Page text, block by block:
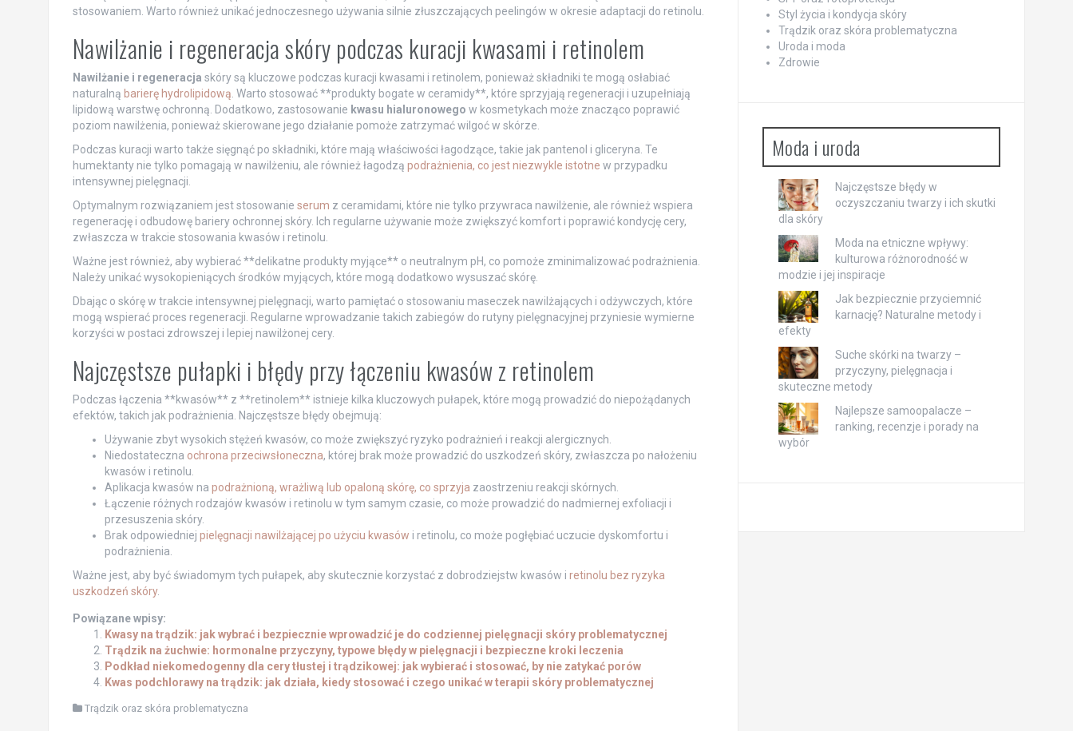
stosowaniem. Warto również unikać jednoczesnego używania silnie złuszczających peelingów w okresie adaptacji do retinolu.
Nawilżanie i regeneracja skóry podczas kuracji kwasami i retinolem
Nawilżanie i regeneracja skóry są kluczowe podczas kuracji kwasami i retinolem, ponieważ składniki te mogą osłabiać
naturalną barierę hydrolipidową. Warto stosować **produkty bogate w ceramidy**, które sprzyjają regeneracji i uzupełniają
lipidową warstwę ochronną. Dodatkowo, zastosowanie kwasu hialuronowego w kosmetykach może znacząco poprawić
poziom nawilżenia, ponieważ skierowane jego działanie pomoże zatrzymać wilgoć w skórze.
Podczas kuracji warto także sięgnąć po składniki, które mają właściwości łagodzące, takie jak pantenol i gliceryna. Te
humektanty nie tylko pomagają w nawilżeniu, ale również łagodzą podrażnienia, co jest niezwykle istotne w przypadku
intensywnej pielęgnacji.
Optymalnym rozwiązaniem jest stosowanie serum z ceramidami, które nie tylko przywraca nawilżenie, ale również wspiera
regenerację i odbudowę bariery ochronnej skóry. Ich regularne używanie może zwiększyć komfort i poprawić kondycję cery,
zwłaszcza w trakcie stosowania kwasów i retinolu.
Ważne jest również, aby wybierać **delikatne produkty myjące** o neutralnym pH, co pomoże zminimalizować podrażnienia.
Należy unikać wysokopieniących środków myjących, które mogą dodatkowo wysuszać skórę.
Dbając o skórę w trakcie intensywnej pielęgnacji, warto pamiętać o stosowaniu maseczek nawilżających i odżywczych, które
mogą wspierać proces regeneracji. Regularne wprowadzanie takich zabiegów do rutyny pielęgnacyjnej przyniesie wymierne
korzyści w postaci zdrowszej i lepiej nawilżonej cery.
Najczęstsze pułapki i błędy przy łączeniu kwasów z retinolem
Podczas łączenia **kwasów** z **retinolem** istnieje kilka kluczowych pułapek, które mogą prowadzić do niepożądanych
efektów, takich jak podrażnienia. Najczęstsze błędy obejmują:
Używanie zbyt wysokich stężeń kwasów, co może zwiększyć ryzyko podrażnień i reakcji alergicznych.
Niedostateczna ochrona przeciwsłoneczna, której brak może prowadzić do uszkodzeń skóry, zwłaszcza po nałożeniu
kwasów i retinolu.
Aplikacja kwasów na podrażnioną, wrażliwą lub opaloną skórę, co sprzyja zaostrzeniu reakcji skórnych.
Łączenie różnych rodzajów kwasów i retinolu w tym samym czasie, co może prowadzić do nadmiernej exfoliacji i
przesuszenia skóry.
Brak odpowiedniej pielęgnacji nawilżającej po użyciu kwasów i retinolu, co może pogłębiać uczucie dyskomfortu i
podrażnienia.
Ważne jest, aby być świadomym tych pułapek, aby skutecznie korzystać z dobrodziejstw kwasów i retinolu bez ryzyka
uszkodzeń skóry.
Powiązane wpisy:
Kwasy na trądzik: jak wybrać i bezpiecznie wprowadzić je do codziennej pielęgnacji skóry problematycznej
Trądzik na żuchwie: hormonalne przyczyny, typowe błędy w pielęgnacji i bezpieczne kroki leczenia
Podkład niekomedogenny dla cery tłustej i trądzikowej: jak wybierać i stosować, by nie zatykać porów
Kwas podchlorawy na trądzik: jak działa, kiedy stosować i czego unikać w terapii skóry problematycznej
Trądzik oraz skóra problematyczna
Styl życia i kondycja skóry
Trądzik oraz skóra problematyczna
Uroda i moda
Zdrowie
Moda i uroda
Najczęstsze błędy w
oczyszczaniu twarzy i ich skutki
dla skóry
Moda na etniczne wpływy:
kulturowa różnorodność w
modzie i jej inspiracje
Jak bezpiecznie przyciemnić
karnację? Naturalne metody i
efekty
Suche skórki na twarzy –
przyczyny, pielęgnacja i
skuteczne metody
Najlepsze samoopalacze –
ranking, recenzje i porady na
wybór